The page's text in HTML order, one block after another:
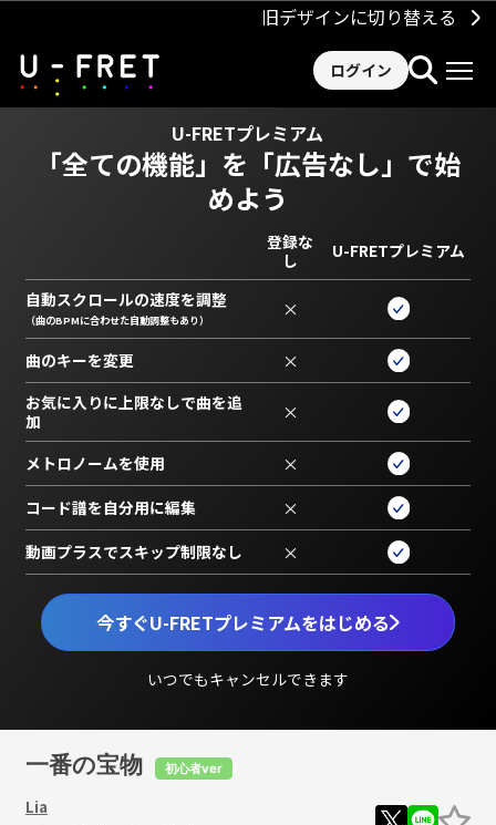
旧デザインに切り替える
ログイン
U-FRETプレミアム
「全ての機能」を 「広告なし」で始
めよう
今すぐU-FRETプレミアムをはじめる
いつでもキャンセルできます
登録な
し
U-FRETプレミアム
自動スクロールの速度を調整
（曲のBPMに合わせた自動調整もあり） ×
曲のキーを変更 ×
お気に入りに上限なしで曲を追
加
×
メトロノームを使用 ×
コード譜を自分用に編集 ×
動画プラスでスキップ制限なし ×
一番の宝物 初心者ver
Lia